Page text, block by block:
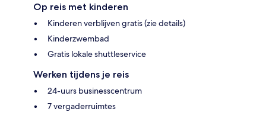
Op reis met kinderen
Kinderen verblijven gratis (zie details)
Kinderzwembad
Gratis lokale shuttleservice
Werken tijdens je reis
24-uurs businesscentrum
7 vergaderruimtes